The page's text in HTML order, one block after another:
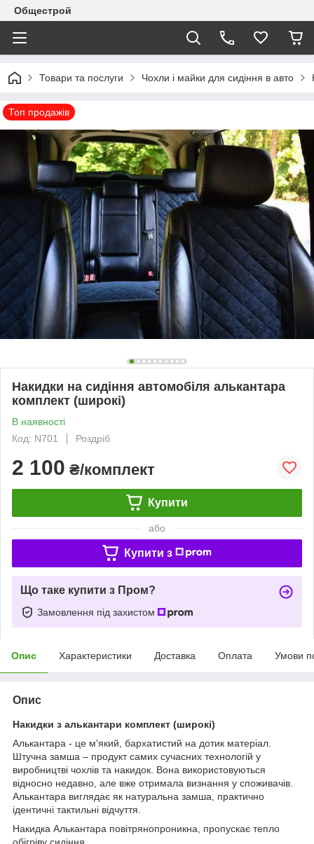
Общестрой
Товари та послуги Чохли і майки для сидіння в авто
Топ продажів
Накидки на сидіння автомобіля алькантара
комплект (широкі)
В наявності
Код: N701
Роздріб
2 100 ₴/комплект
Купити
або
Купити з
Що таке купити з Пром?
Замовлення під захистом
Опис Характеристики Доставка Оплата Умови
Опис
Накидки з алькантари комплект (широкі)
Алькантара - це м'який, бархатистий на дотик матеріал.
Штучна замша – продукт самих сучасних технологій у
виробництві чохлів та накидок. Вона використовуються
відносно недавно, але вже отримала визнання у споживачів.
Алькантара виглядає як натуральна замша, практично
ідентичні тактильні відчуття.
Накидка Алькантара повітрянопроникна, пропускає тепло
обігріву сидіння.